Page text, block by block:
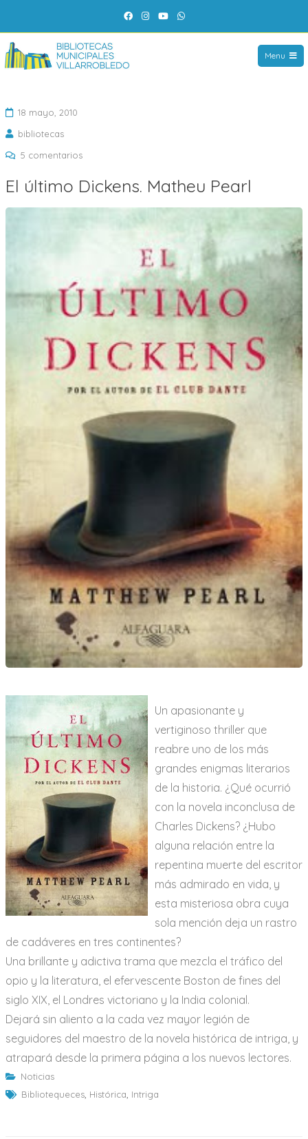
al
contenido
Facebook
Instagram
YouTubeWhatsApp
Menu
18 mayo, 2010
bibliotecas
5 comentariosen
último
Dickens.
El último Dickens. Matheu Pearl
Un apasionante y
vertiginoso thriller que
reabre uno de los más
grandes enigmas literarios
de la historia. ¿Qué ocurrió
con la novela inconclusa de
Charles Dickens? ¿Hubo
alguna relación entre la
repentina muerte del escritor
más admirado en vida, y
esta misteriosa obra cuya
sola mención deja un rastro
de cadáveres en tres continentes?
Una brillante y adictiva trama que mezcla el tráfico del
opio y la literatura, el efervescente Boston de fines del
siglo XIX, el Londres victoriano y la India colonial.
Dejará sin aliento a la cada vez mayor legión de
seguidores del maestro de la novela histórica de intriga, y
atrapará desde la primera página a los nuevos lectores.
Noticias
Bibliotequeces, Histórica Intriga